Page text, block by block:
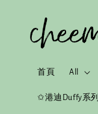
首頁 All
✩港迪Duffy系列